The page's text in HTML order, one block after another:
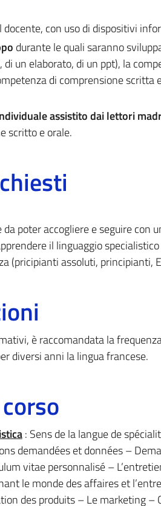
docente, con uso di dispositivi
durante le quali saranno
un elaborato, di un ppt), la
di comprensione
assistito dai lettori
scritto e orale.
poter accogliere e seguire con
il linguaggio
(pricipianti assoluti, principianti,
è raccomandata la
diversi anni la lingua francese.
: Sens de la langue de
demandées et données –
vitae personnalisé –
le monde des affaires et
des produits – Le marketing